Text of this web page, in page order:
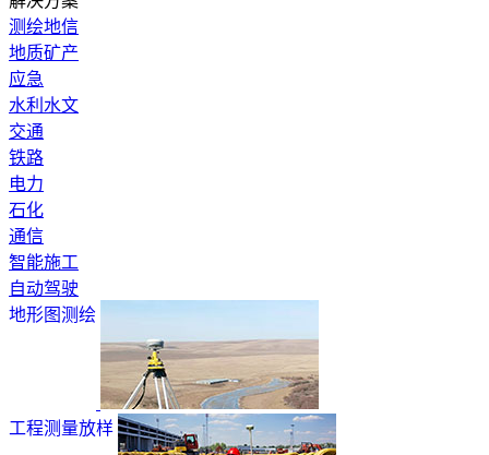
测绘地信
地质矿产
应急
水利水文
交通
铁路
电力
石化
通信
智能施工
自动驾驶
地形图测绘
工程测量放样